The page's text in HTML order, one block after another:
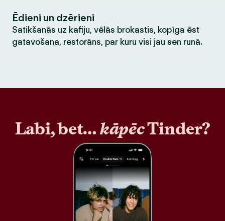
Ēdieni un dzērieni
Satikšanās uz kafiju, vēlās brokastis, kopīga ēst
gatavošana, restorāns, par kuru visi jau sen runā.
Labi, bet…kāpēcTinder?